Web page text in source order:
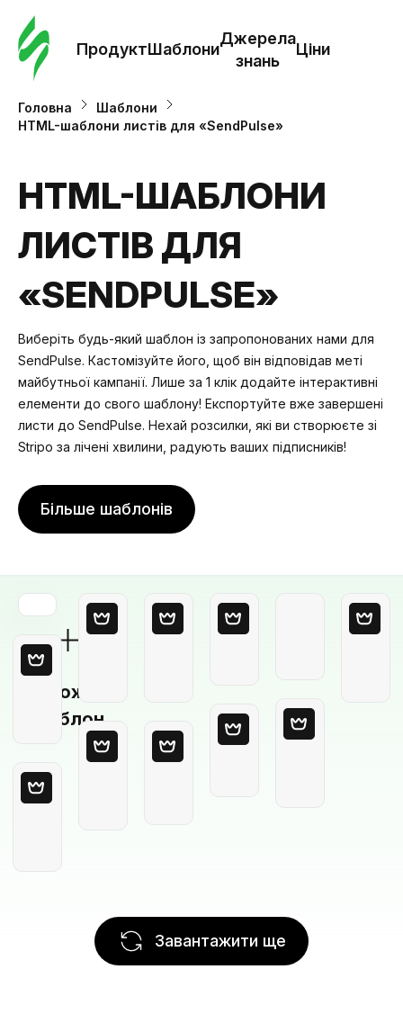
ПродуктШаблони
Джерела
знань
Ціни
Головна
Шаблони
HTML-шаблони листів для «SendPulse»
HTML-ШАБЛОНИ
ЛИСТІВ ДЛЯ
«SENDPULSE»
Виберіть будь-який шаблон із запропонованих нами для
SendPulse. Кастомізуйте його, щоб він відповідав меті
майбутньої кампанії. Лише за 1 клік додайте інтерактивні
елементи до свого шаблону! Експортуйте вже завершені
листи до SendPulse. Нехай розсилки, які ви створюєте зі
Stripo за лічені хвилини, радують ваших підписників!
Більше шаблонів
Порожній
шаблон
Завантажити ще